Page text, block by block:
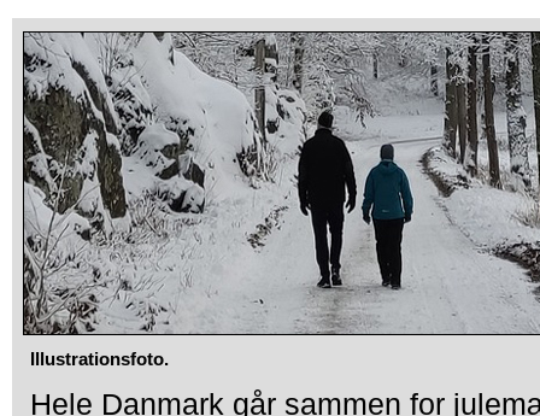
Illustrationsfoto.
Hele Danmark går sammen for